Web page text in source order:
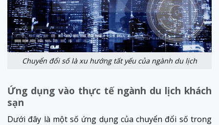
Chuyển đổi số là xu hướng tất yếu của ngành du lịch
Ứng dụng vào thực tế ngành du lịch khách
sạn
Dưới đây là một số ứng dụng của chuyển đổi số trong